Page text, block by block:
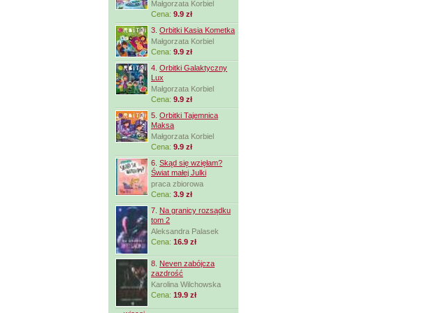
Małgorzata Korbiel
Cena: 9.9 zł
3. Orbitki Kasia Kometka
Małgorzata Korbiel
Cena: 9.9 zł
4. Orbitki Galaktyczny
Lux
Małgorzata Korbiel
Cena: 9.9 zł
5. Orbitki Tajemnica
Maksa
Małgorzata Korbiel
Cena: 9.9 zł
6. Skąd się wzięłam?
Świat małej Julki
praca zbiorowa
Cena: 3.9 zł
7. Na granicy rozsądku
tom 2
Aleksandra Palasek
Cena: 16.9 zł
8. Neven zabójcza
zazdrość
Karolina Wilchowska
Cena: 19.9 zł